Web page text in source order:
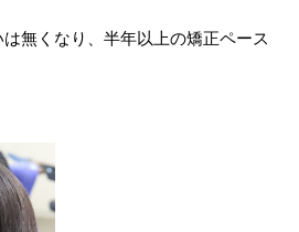
無くなり、半年以上の矯正ペース